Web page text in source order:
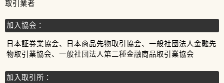
取引業者
加入協会：
日本証券業協会、日本商品先物取引協会、一般社団法人金融先
物取引業協会、一般社団法人第二種金融商品取引業協会
加入取引所：